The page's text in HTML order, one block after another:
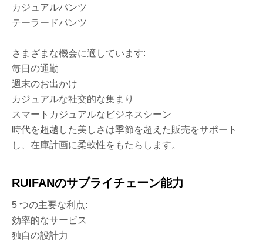
カジュアルパンツ
テーラードパンツ
さまざまな機会に適しています:
毎日の通勤
週末のお出かけ
カジュアルな社交的な集まり
スマートカジュアルなビジネスシーン
時代を超越した美しさは季節を超えた販売をサポート
し、在庫計画に柔軟性をもたらします。
RUIFANのサプライチェーン能力
5 つの主要な利点:
効率的なサービス
独自の設計力